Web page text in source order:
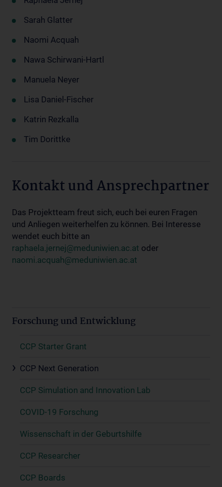
Sarah Glatter
Naomi Acquah
Nawa Schirwani-Hartl
Manuela Neyer
Lisa Daniel-Fischer
Katrin Rezkalla
Tim Dorittke
Kontakt und Ansprechpartner
Das Projektteam freut sich, euch bei euren Fragen
und Anliegen weiterhelfen zu können. Bei Interesse
wendet euch bitte an
raphaela.jernej@meduniwien.ac.at oder
naomi.acquah@meduniwien.ac.at
Forschung und Entwicklung
CCP Starter Grant
CCP Next Generation
CCP Simulation and Innovation Lab
COVID-19 Forschung
Wissenschaft in der Geburtshilfe
CCP Researcher
CCP Boards